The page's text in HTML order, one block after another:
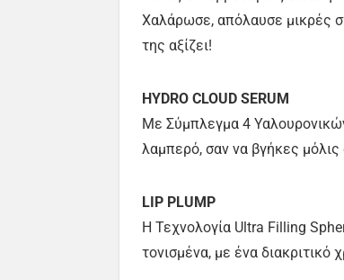
Χαλάρωσε, απόλαυσε μικρές
της αξίζει!
HYDRO CLOUD SERUM
Με Σύμπλεγμα 4
λαμπερό, σαν να βγήκες
LIP PLUMP
Η Τεχνολογία Ultra Filling
τονισμένα, με ένα